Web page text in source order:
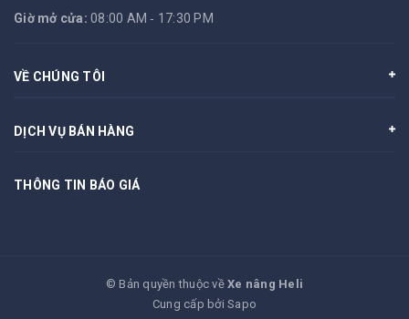
Giờ mở cửa: 08:00 AM ‐ 17:30 PM
VỀ CHÚNG TÔI
DỊCH VỤ BÁN HÀNG
THÔNG TIN BÁO GIÁ
© Bản quyền thuộc vềXe nâng Heli
Cung cấp bởiSapo